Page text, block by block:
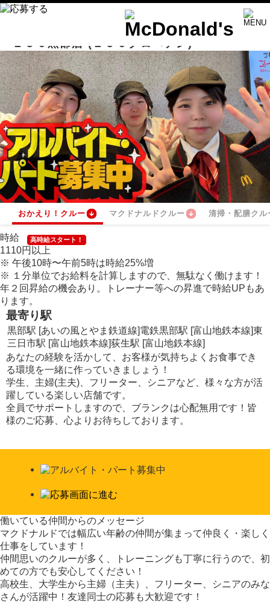
１５０黒部店 (１５０クロベテン)
おかえり！クルー マクドナルドクルー 清掃・配膳クル
高時給スタート！
時給
1110円 以上
※ 午後10時〜午前5時は時給25%増
※ １分単位でお給料を計算しますので、無駄なく働けます！
年２回昇給の機会あり。トレーナー等への昇進で時給UPもあ
ります。
最寄り駅
黒部駅 [あいの風とやま鉄道線]電鉄黒部駅 [富山地鉄本線]東
三日市駅 [富山地鉄本線]荻生駅 [富山地鉄本線]
あなたの経験を活かして、お客様が気持ちよくお食事でき
る環境を一緒に作っていきましょう！
学生、主婦(主夫)、フリーター、シニアなど、様々な方が活
躍している楽しい店舗です。
全員でサポートしますので、ブランクは心配無用です！皆
様のご応募、心よりお待ちしております。
働いている仲間からのメッセージ
マクドナルドでは幅広い年齢の仲間が集まって仲良く・楽しく
仕事をしています！
仲間思いのクルーが多く、トレーニングも丁寧に行うので、初
めての方でも安心してください！
高校生、大学生から主婦（主夫）、フリーター、シニアのみな
さんが活躍中！友達同士の応募も大歓迎です！